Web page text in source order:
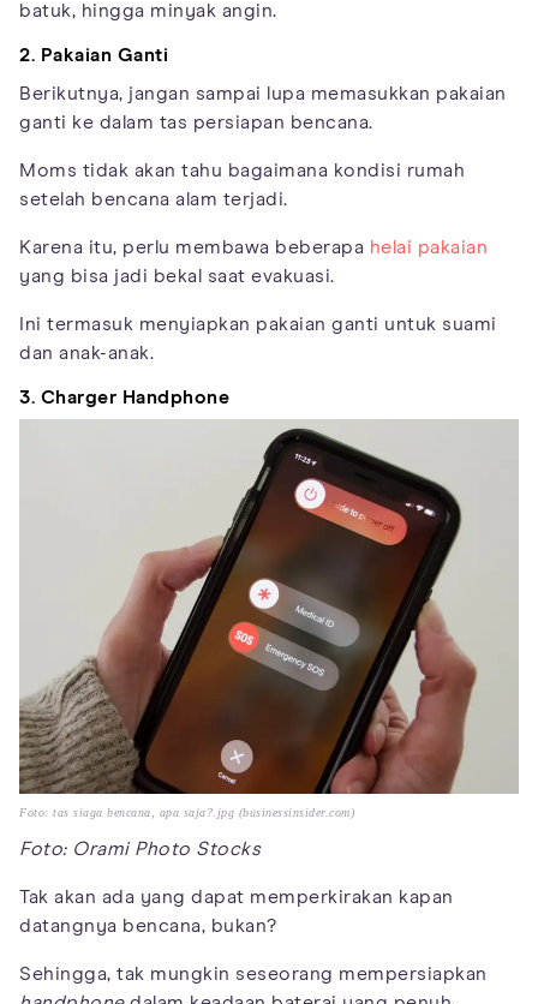
batuk, hingga minyak angin.
2. Pakaian Ganti
Berikutnya, jangan sampai lupa memasukkan pakaian
ganti ke dalam tas persiapan bencana.
Moms tidak akan tahu bagaimana kondisi rumah
setelah bencana alam terjadi.
Karena itu, perlu membawa beberapa helai pakaian
yang bisa jadi bekal saat evakuasi.
Ini termasuk menyiapkan pakaian ganti untuk suami
dan anak-anak.
3. Charger Handphone
Foto: tas siaga bencana, apa saja?.jpg (businessinsider.com)
Foto: Orami Photo Stocks
Tak akan ada yang dapat memperkirakan kapan
datangnya bencana, bukan?
Sehingga, tak mungkin seseorang mempersiapkan